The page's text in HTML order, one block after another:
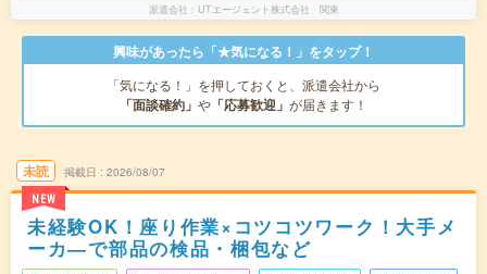
派遣会社 UTエージェント株式会社 関東
興味があったら「★気になる！」をタップ！
「気になる！」を押しておくと、派遣会社から
「面談確約」 や 「応募歓迎」 が届きます！
未読
NEW
掲載日 2026/08/07
未経験OK！座り作業×コツコツワーク！大手メ
ーカ―で部品の検品・梱包など